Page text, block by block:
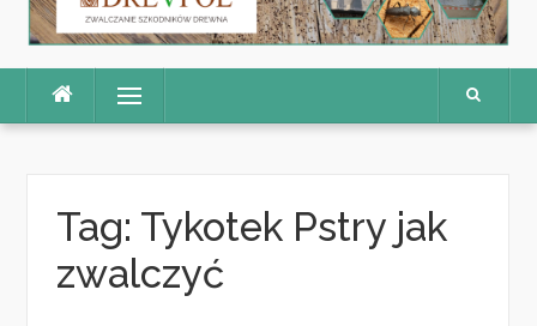
Menu
Tag: Tykotek Pstry jak
zwalczyć